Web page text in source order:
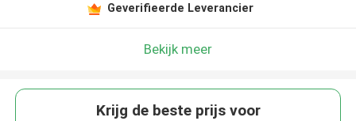
Geverifieerde Leverancier
Bekijk meer
Krijg de beste prijs voor